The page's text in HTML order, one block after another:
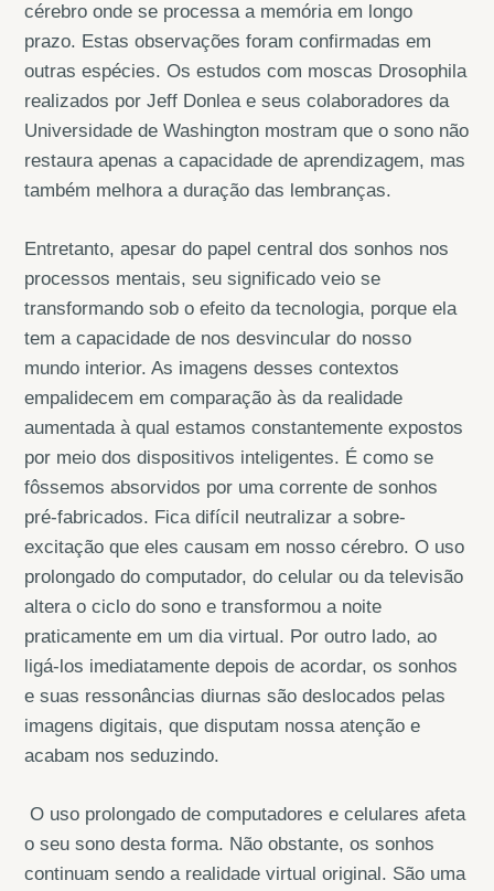
cérebro onde se processa a memória em longo
prazo. Estas observações foram confirmadas em
outras espécies. Os estudos com moscas Drosophila
realizados por Jeff Donlea e seus colaboradores da
Universidade de Washington mostram que o sono não
restaura apenas a capacidade de aprendizagem, mas
também melhora a duração das lembranças.
Entretanto, apesar do papel central dos sonhos nos
processos mentais, seu significado veio se
transformando sob o efeito da tecnologia, porque ela
tem a capacidade de nos desvincular do nosso
mundo interior. As imagens desses contextos
empalidecem em comparação às da realidade
aumentada à qual estamos constantemente expostos
por meio dos dispositivos inteligentes. É como se
fôssemos absorvidos por uma corrente de sonhos
pré-fabricados. Fica difícil neutralizar a sobre-
excitação que eles causam em nosso cérebro. O uso
prolongado do computador, do celular ou da televisão
altera o ciclo do sono e transformou a noite
praticamente em um dia virtual. Por outro lado, ao
ligá-los imediatamente depois de acordar, os sonhos
e suas ressonâncias diurnas são deslocados pelas
imagens digitais, que disputam nossa atenção e
acabam nos seduzindo.
O uso prolongado de computadores e celulares afeta
o seu sono desta forma. Não obstante, os sonhos
continuam sendo a realidade virtual original. São uma